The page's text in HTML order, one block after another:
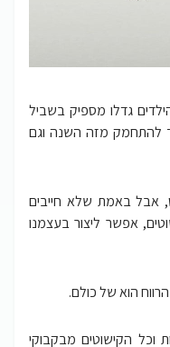
גדלו מספיק בשביל
להתחמק מזה השנה וגם
אבל באמת שלא חייבים
אפשר ליצור בעצמנו
הרווח הוא של כולם.
ל3 סוכות יפיפיות וכל הקישוטים מבקבוקי